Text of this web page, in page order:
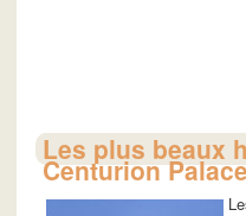
Les plus beaux
Centurion